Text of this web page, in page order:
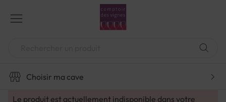
contenu
Choisir ma cave
Le produit est actuellement indisponible dans votre